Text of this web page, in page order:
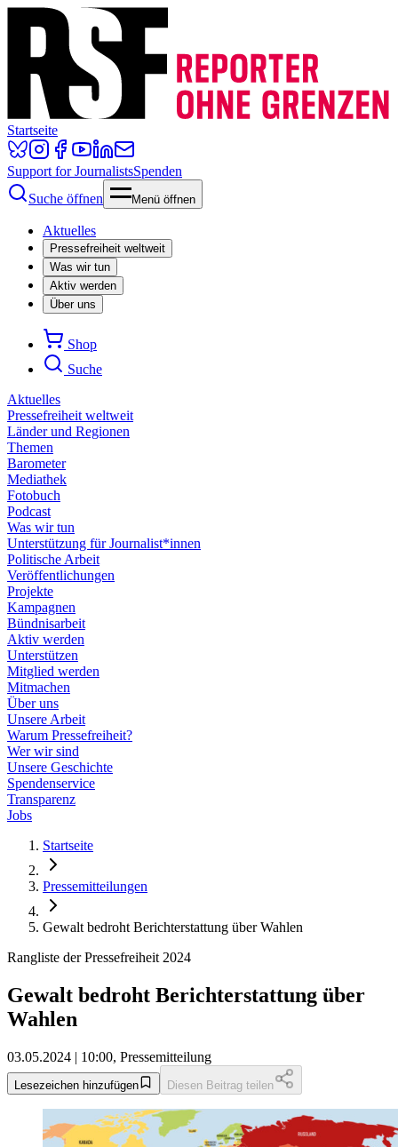
Startseite
Support for JournalistsSpenden
Suche öffnen
Menü öffnen
Aktuelles
Pressefreiheit weltweit
Was wir tun
Aktiv werden
Über uns
Shop
Suche
Aktuelles
Pressefreiheit weltweit
Länder und Regionen
Themen
Barometer
Mediathek
Fotobuch
Podcast
Was wir tun
Unterstützung für Journalist*innen
Politische Arbeit
Veröffentlichungen
Projekte
Kampagnen
Bündnisarbeit
Aktiv werden
Unterstützen
Mitglied werden
Mitmachen
Über uns
Unsere Arbeit
Warum Pressefreiheit?
Wer wir sind
Unsere Geschichte
Spendenservice
Transparenz
Jobs
Startseite
Pressemitteilungen
Gewalt bedroht Berichterstattung über Wahlen
Rangliste der Pressefreiheit 2024
Gewalt bedroht Berichterstattung über
Wahlen
03.05.2024 | 10:00, Pressemitteilung
Lesezeichen hinzufügen Diesen Beitrag teilen